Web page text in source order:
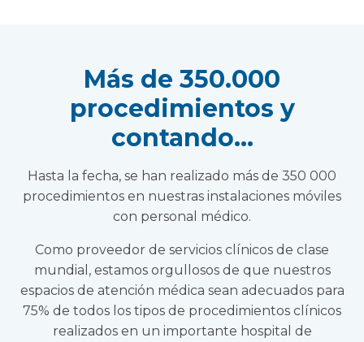
Más de 350.000
procedimientos y
contando...
Hasta la fecha, se han realizado más de 350 000
procedimientos en nuestras instalaciones móviles
con personal médico.
Como proveedor de servicios clínicos de clase
mundial, estamos orgullosos de que nuestros
espacios de atención médica sean adecuados para
75% de todos los tipos de procedimientos clínicos
realizados en un importante hospital de